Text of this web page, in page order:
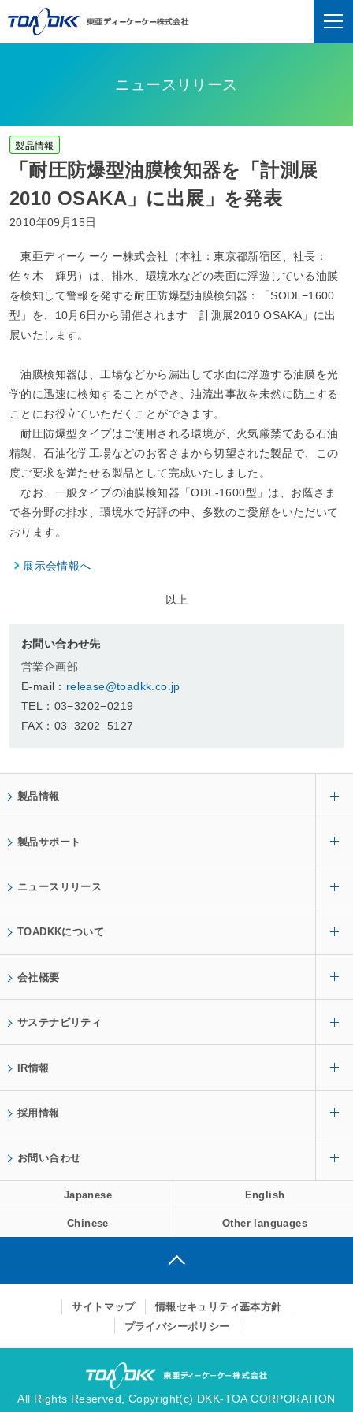
ニュースリリース
製品情報
「耐圧防爆型油膜検知器を「計測展
2010 OSAKA」に出展」を発表
2010年09月15日
東亜ディーケーケー株式会社（本社：東京都新宿区、社長：
佐々木 輝男）は、排水、環境水などの表面に浮遊している油膜
を検知して警報を発する耐圧防爆型油膜検知器：「SODL−1600
型」を、10月6日から開催されます「計測展2010 OSAKA」に出
展いたします。
油膜検知器は、工場などから漏出して水面に浮遊する油膜を光
学的に迅速に検知することができ、油流出事故を未然に防止する
ことにお役立ていただくことができます。
耐圧防爆型タイプはご使用される環境が、火気厳禁である石油
精製、石油化学工場などのお客さまから切望された製品で、この
度ご要求を満たせる製品として完成いたしました。
なお、一般タイプの油膜検知器「ODL-1600型」は、お蔭さま
で各分野の排水、環境水で好評の中、多数のご愛顧をいただいて
おります。
展示会情報へ
以上
お問い合わせ先
営業企画部
E-mail： release@toadkk.co.jp
TEL：03−3202−0219
FAX：03−3202−5127
製品情報
製品サポート
ニュースリリース
TOADKKについて
会社概要
サステナビリティ
IR情報
採用情報
お問い合わせ
Japanese English
Chinese Other languages
ペ
ー
ッ
サイトマップ
情報セキュリティ基本方針
プライバシーポリシー
All Rights Reserved, Copyright(c) DKK-TOA CORPORATION